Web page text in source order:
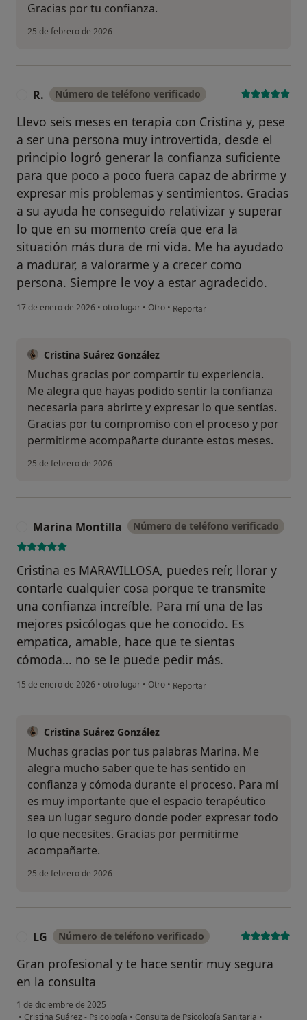
Gracias por tu confianza.
25 de febrero de 2026
R. Número de teléfono verificado
Llevo seis meses en terapia con Cristina y, pese
a ser una persona muy introvertida, desde el
principio logró generar la confianza suficiente
para que poco a poco fuera capaz de abrirme y
expresar mis problemas y sentimientos. Gracias
a su ayuda he conseguido relativizar y superar
lo que en su momento creía que era la
situación más dura de mi vida. Me ha ayudado
a madurar, a valorarme y a crecer como
persona. Siempre le voy a estar agradecido.
17 de enero de 2026 • otro lugar • Otro • en opinión del usuario R.
Reportar
Cristina Suárez González
Muchas gracias por compartir tu experiencia.
Me alegra que hayas podido sentir la confianza
necesaria para abrirte y expresar lo que sentías.
Gracias por tu compromiso con el proceso y por
permitirme acompañarte durante estos meses.
25 de febrero de 2026
Marina Montilla Número de teléfono verificado
Cristina es MARAVILLOSA, puedes reír, llorar y
contarle cualquier cosa porque te transmite
una confianza increíble. Para mí una de las
mejores psicólogas que he conocido. Es
empatica, amable, hace que te sientas
cómoda… no se le puede pedir más.
15 de enero de 2026 • otro lugar • Otro • en opinión del usuario Marina
Reportar
Cristina Suárez González
Muchas gracias por tus palabras Marina. Me
alegra mucho saber que te has sentido en
confianza y cómoda durante el proceso. Para mí
es muy importante que el espacio terapéutico
sea un lugar seguro donde poder expresar todo
lo que necesites. Gracias por permitirme
acompañarte.
25 de febrero de 2026
LG Número de teléfono verificado
Gran profesional y te hace sentir muy segura
en la consulta
1 de diciembre de 2025
• Cristina Suárez - Psicología • Consulta de Psicología Sanitaria •